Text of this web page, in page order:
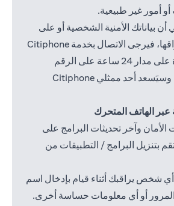
أمور غير طبيعية.
بياناتك الأمنية الشخصية أو على
الإنترنت قد تم اختراقها، فيرجى الاتصال بخدمة Citiphone
على الرقم
، وسيَسعد أحد ممثلي Citiphone
الهاتف المتحرك
وآخر تحديثات البرامج على
بتنزيل البرامج / التطبيقات من
شخص يراقبك أثناء قيام بإدخال اسم
أو أي معلومات حساسة أخرى.